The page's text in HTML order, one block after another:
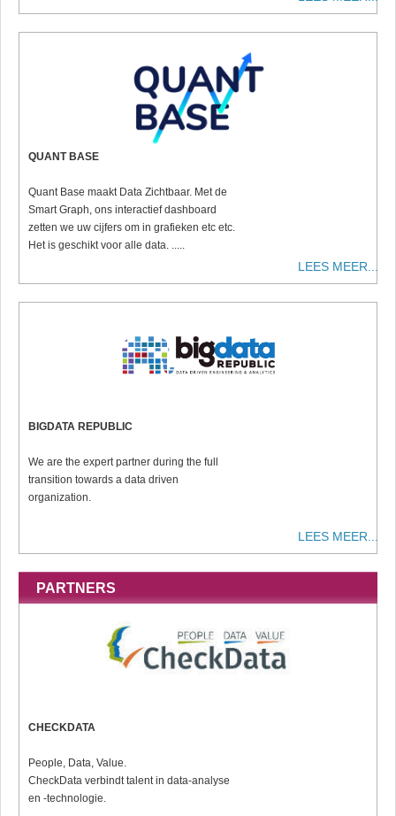
QUANT BASE
Quant Base maakt Data Zichtbaar. Met de
Smart Graph, ons interactief dashboard
zetten we uw cijfers om in grafieken etc etc.
Het is geschikt voor alle data. .....
LEES MEER...
BIGDATA REPUBLIC
We are the expert partner during the full
transition towards a data driven
organization.
LEES MEER...
PARTNERS
CHECKDATA
People, Data, Value.
CheckData verbindt talent in data-analyse
en -technologie.